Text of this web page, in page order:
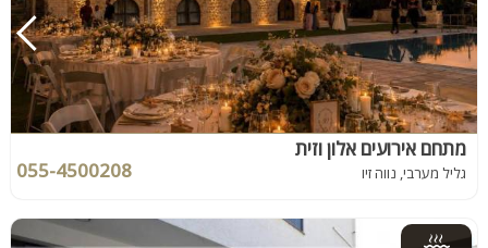
מתחם אירועים אלון וזית
גליל מערבי, נווה זיו 055-4500208